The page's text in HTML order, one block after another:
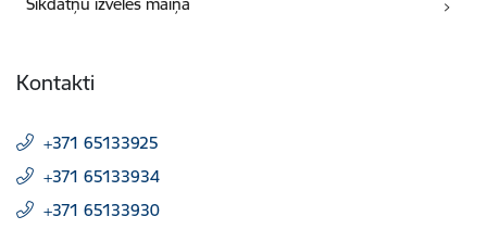
Kontakti
+371 65133925
+371 65133934
+371 65133930